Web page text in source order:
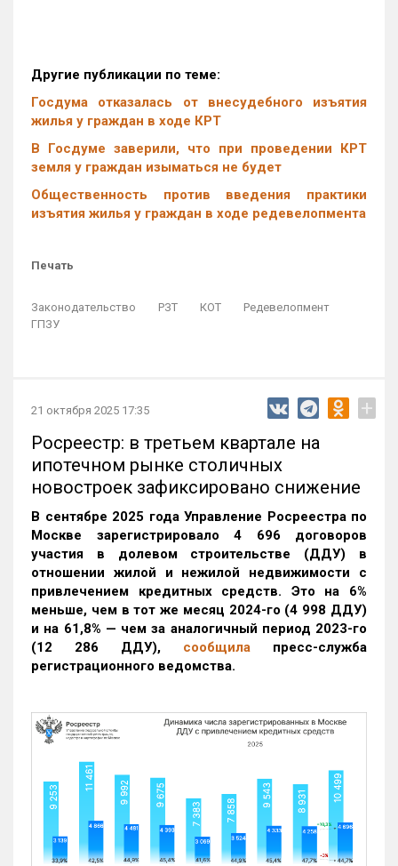
Другие публикации по теме:
Госдума отказалась от внесудебного изъятия
жилья у граждан в ходе КРТ
В Госдуме заверили, что при проведении КРТ
земля у граждан изыматься не будет
Общественность против введения практики
изъятия жилья у граждан в ходе редевелопмента
Печать
Законодательство РЗТ КОТ
Редевелопмент
ГПЗУ
21 октября 2025 17:35 +
Росреестр: в третьем квартале на
ипотечном рынке столичных
новостроек зафиксировано снижение
В сентябре 2025 года Управление Росреестра по
Москве зарегистрировало 4 696 договоров
участия в долевом строительстве (ДДУ) в
отношении жилой и нежилой недвижимости с
привлечением кредитных средств. Это на 6%
меньше, чем в тот же месяц 2024-го (4 998 ДДУ)
и на 61,8% — чем за аналогичный период 2023-го
(12 286 ДДУ), сообщила пресс-служба
регистрационного ведомства.